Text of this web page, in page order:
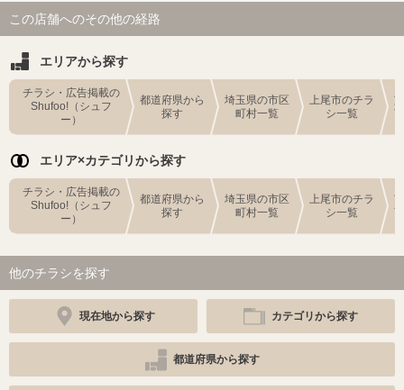
この店舗へのその他の経路
エリアから探す
チラシ・広告掲載の
Shufoo!（シュフ
ー）
都道府県から
探す
埼玉県の市区
町村一覧
上尾市のチラ
シ一覧
エリア×カテゴリから探す
チラシ・広告掲載の
Shufoo!（シュフ
ー）
都道府県から
探す
埼玉県の市区
町村一覧
上尾市のチラ
シ一覧
他のチラシを探す
現在地から探す カテゴリから探す
都道府県から探す